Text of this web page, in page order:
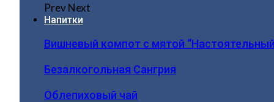
PrevNext
Напитки
Вишневый компот с мятой
Безалкогольная Сангрия
Облепиховый чай